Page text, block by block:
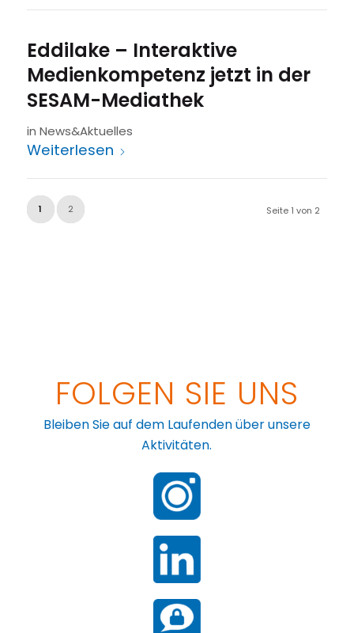
Eddilake – Interaktive
Medienkompetenz jetzt in der
SESAM-Mediathek
in News&Aktuelles
Weiterlesen
Seite 1 von 2
1 2
FOLGEN SIE UNS
Bleiben Sie auf dem Laufenden über unsere
Aktivitäten.